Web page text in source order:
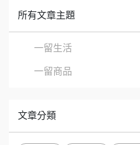
所有文章主題
一留生活
一留商品
文章分類